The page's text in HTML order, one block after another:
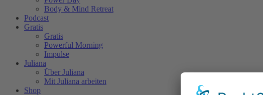
Body & Mind Retreat
Podcast
Gratis
Gratis
Powerful Morning
Impulse
Juliana
Über Juliana
Mit Juliana arbeiten
Shop